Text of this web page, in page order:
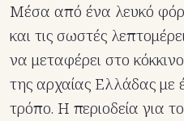
Μέσα από ένα λευκό
και τις σωστές
να μεταφέρει στο
της αρχαίας Ελλάδας
τρόπο. Η περιοδεία για